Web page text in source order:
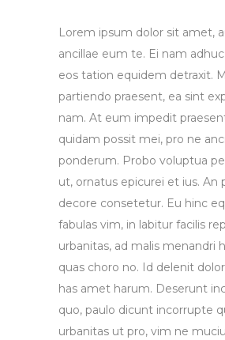
Lorem ipsum dolor sit amet,
ancillae eum te. Ei nam
eos tation equidem detraxit.
partiendo praesent, ea sint
nam. At eum impedit
quidam possit mei, pro ne
ponderum. Probo voluptua
ut, ornatus epicurei et ius. An
decore consetetur. Eu hinc
fabulas vim, in labitur facilis
urbanitas, ad malis menandri
quas choro no. Id delenit
has amet harum. Deserunt
quo, paulo dicunt incorrupte
urbanitas ut pro, vim ne